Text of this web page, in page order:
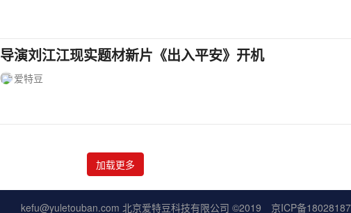
导演刘江江现实题材新片《出入平安》开机
爱特豆
加载更多
kefu@yuletouban.com 北京爱特豆科技有限公司 ©2019 京ICP备